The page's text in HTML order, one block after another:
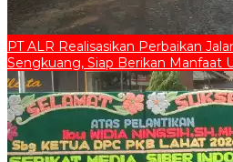
PT ALR Realisasikan Perbaikan
Sengkuang, Siap Berikan Manfaat